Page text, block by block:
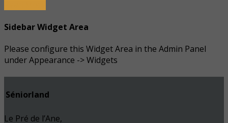
Sidebar Widget Area
Please configure this Widget Area in the Admin Panel
under Appearance -> Widgets
Séniorland
Le Pré de l’Ane,